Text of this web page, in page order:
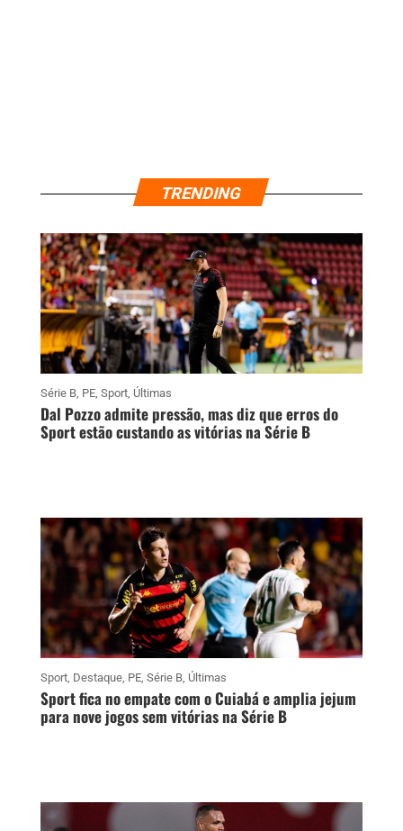
TRENDING
Série B, PE, Sport, Últimas
Dal Pozzo admite pressão, mas diz que erros do
Sport estão custando as vitórias na Série B
Sport, Destaque, PE, Série B, Últimas
Sport fica no empate com o Cuiabá e amplia jejum
para nove jogos sem vitórias na Série B